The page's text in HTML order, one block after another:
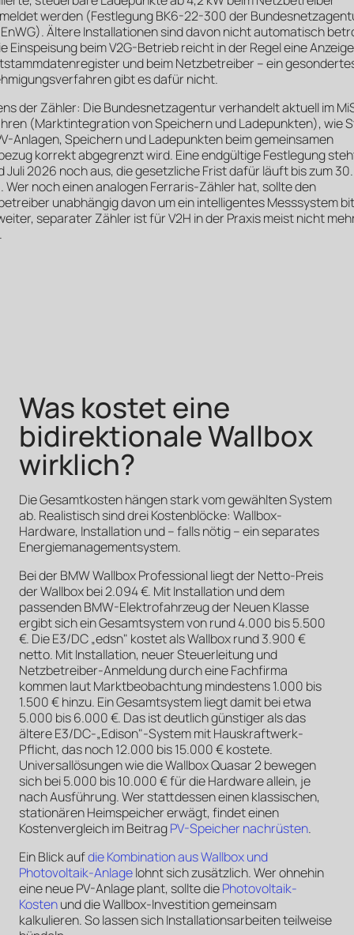
werden (Festlegung BK6-22-300 der
EnWG). Ältere Installationen sind davon nicht automatisch
Einspeisung beim V2G-Betrieb reicht in der Regel eine
und beim Netzbetreiber – ein
gibt es dafür nicht.
der Zähler: Die Bundesnetzagentur verhandelt aktuell im
(Marktintegration von Speichern und Ladepunkten), wie
Anlagen, Speichern und Ladepunkten beim gemeinsamen
korrekt abgegrenzt wird. Eine endgültige Festlegung
Juli 2026 noch aus, die gesetzliche Frist dafür läuft bis zum
Wer noch einen analogen Ferraris-Zähler hat, sollte den
unabhängig davon um ein intelligentes Messsystem
separater Zähler ist für V2H in der Praxis meist nicht
Was kostet eine
bidirektionale Wallbox
wirklich?
Die Gesamtkosten hängen stark vom gewählten System
ab. Realistisch sind drei Kostenblöcke: Wallbox-
Hardware, Installation und – falls nötig – ein separates
Energiemanagementsystem.
Bei der BMW Wallbox Professional liegt der Netto-Preis
der Wallbox bei 2.094 €. Mit Installation und dem
passenden BMW-Elektrofahrzeug der Neuen Klasse
ergibt sich ein Gesamtsystem von rund 4.000 bis 5.500
€. Die E3/DC „edsn" kostet als Wallbox rund 3.900 €
netto. Mit Installation, neuer Steuerleitung und
Netzbetreiber-Anmeldung durch eine Fachfirma
kommen laut Marktbeobachtung mindestens 1.000 bis
1.500 € hinzu. Ein Gesamtsystem liegt damit bei etwa
5.000 bis 6.000 €. Das ist deutlich günstiger als das
ältere E3/DC-„Edison"-System mit Hauskraftwerk-
Pflicht, das noch 12.000 bis 15.000 € kostete.
Universallösungen wie die Wallbox Quasar 2 bewegen
sich bei 5.000 bis 10.000 € für die Hardware allein, je
nach Ausführung. Wer stattdessen einen klassischen,
stationären Heimspeicher erwägt, findet einen
Kostenvergleich im BeitragPV-Speicher nachrüsten.
Ein Blick aufdie Kombination aus Wallbox und
Photovoltaik-Anlagelohnt sich zusätzlich. Wer ohnehin
eine neue PV-Anlage plant, sollte diePhotovoltaik-
Kostenund die Wallbox-Investition gemeinsam
kalkulieren. So lassen sich Installationsarbeiten teilweise